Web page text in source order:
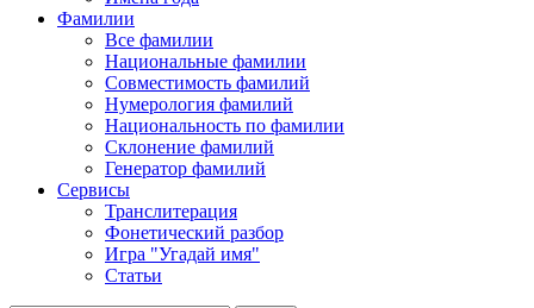
Фамилии
Все фамилии
Национальные фамилии
Совместимость фамилий
Нумерология фамилий
Национальность по фамилии
Склонение фамилий
Генератор фамилий
Сервисы
Транслитерация
Фонетический разбор
Игра "Угадай имя"
Статьи